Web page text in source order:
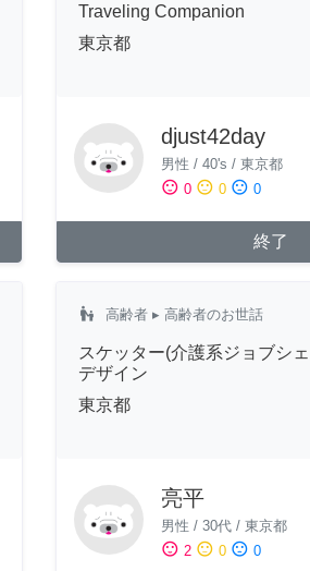
Traveling Companion
東京都
djust42day
男性 / 40's / 東京都
sentiment_satisfied 0 sentiment_neutral 0 sentiment_dissatisfied 0
終了
escalator_warning 高齢者▸ 高齢者のお世話
スケッター(介護系ジョブシ
デザイン
東京都
亮平
男性 / 30代/ 東京都
sentiment_satisfied 2 sentiment_neutral 0 sentiment_dissatisfied 0